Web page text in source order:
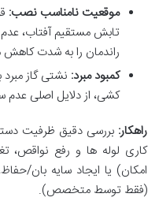
موقعیت نامناسب نصب:
تابش مستقیم آفتاب،
راندمان را به شدت
کمبود مبرد: نشتی گاز
کشی، از دلایل اصلی
راهکار: بررسی دقیق ظرفیت
کاری لوله ها و رفع نواقص،
امکان) یا ایجاد سایه بان/
(فقط توسط متخصص).